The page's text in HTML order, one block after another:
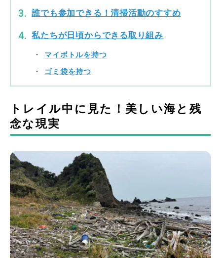
誰でも参加できる！清掃活動のすすめ
私たちが日頃からできる取り組み
マイボトルを持つ
ゴミ袋を持つ
トレイル中に見た！美しい海と残
念な現実